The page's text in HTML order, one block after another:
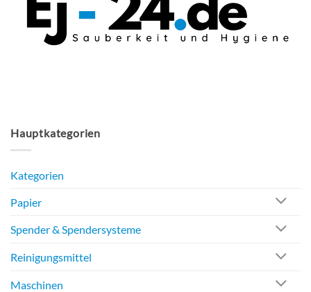
Hauptkategorien
Kategorien
Papier
Spender & Spendersysteme
Reinigungsmittel
Maschinen